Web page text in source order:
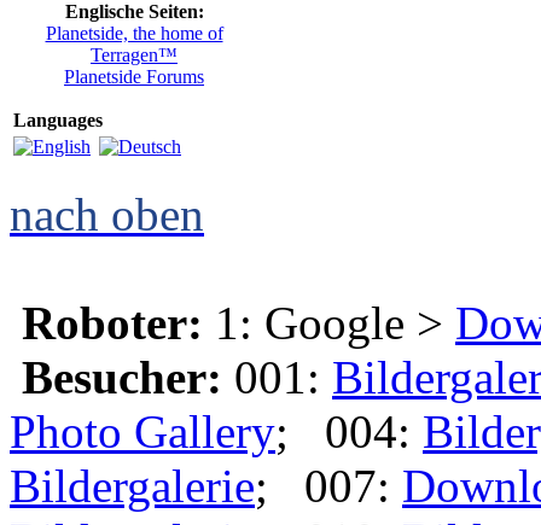
Englische Seiten:
Planetside, the home of
Terragen™
Planetside Forums
Languages
nach oben
Roboter: 1: Google >
Besucher: 001:
Photo Gallery; 004:
Bildergalerie; 007: